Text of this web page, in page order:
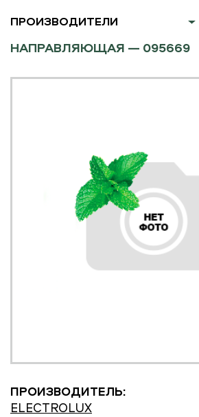
ПРОИЗВОДИТЕЛИ
НАПРАВЛЯЮЩАЯ — 095669
ПРОИЗВОДИТЕЛЬ:
ELECTROLUX